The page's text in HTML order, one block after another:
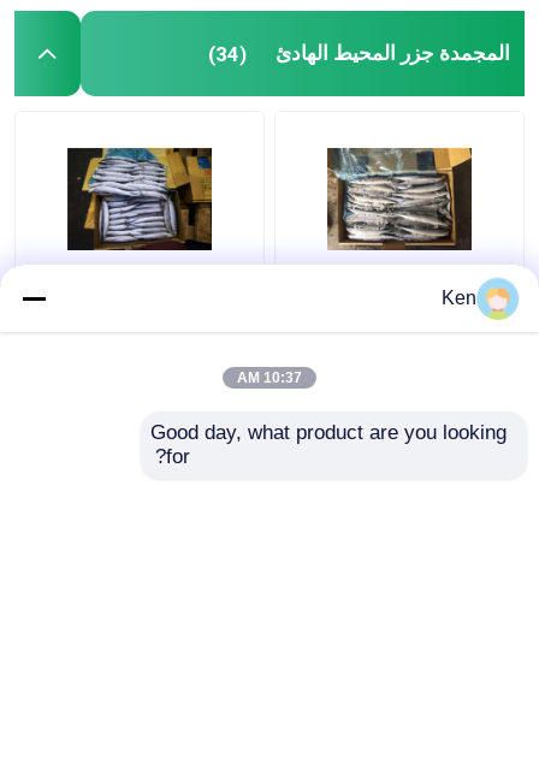
المجمدة جزر المحيط الهادئ (34)
# 4 مجمدة جزر المحيط
الهادئ
Ken
10:37 AM
Good day, what product are you looking
for?